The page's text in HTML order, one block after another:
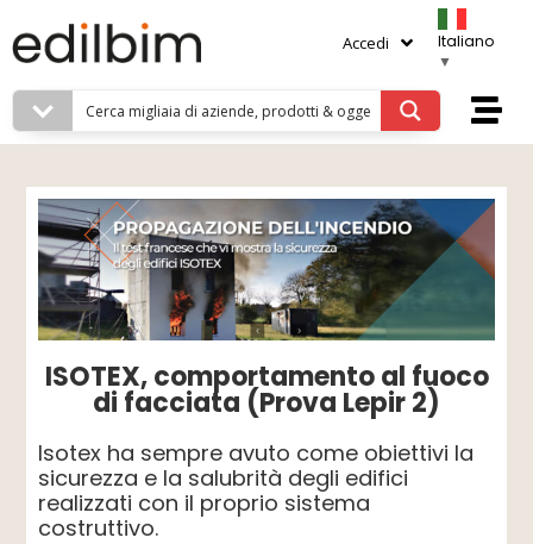
Accedi
Italiano
▼
ISOTEX, comportamento al fuoco
di facciata (Prova Lepir 2)
Isotex ha sempre avuto come obiettivi la
sicurezza e la salubrità degli edifici
realizzati con il proprio sistema
costruttivo.